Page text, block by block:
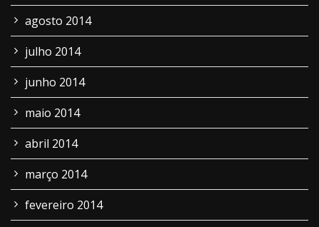
agosto 2014
julho 2014
junho 2014
maio 2014
abril 2014
março 2014
fevereiro 2014